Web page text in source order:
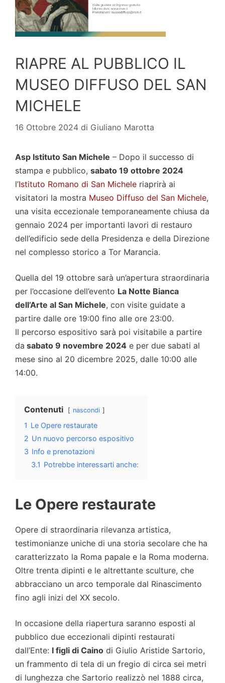
RIAPRE AL PUBBLICO IL
MUSEO DIFFUSO DEL SAN
MICHELE
16 Ottobre 2024 di Giuliano Marotta
Asp Istituto San Michele – Dopo il successo di
stampa e pubblico, sabato 19 ottobre 2024
l’Istituto Romano di San Michele riaprirà ai
visitatori la mostra Museo Diffuso del San Michele,
una visita eccezionale temporaneamente chiusa da
gennaio 2024 per importanti lavori di restauro
dell’edificio sede della Presidenza e della Direzione
nel complesso storico a Tor Marancia.
Quella del 19 ottobre sarà un’apertura straordinaria
per l’occasione dell’evento La Notte Bianca
dell’Arte al San Michele, con visite guidate a
partire dalle ore 19:00 fino alle ore 23:00.
Il percorso espositivo sarà poi visitabile a partire
da sabato 9 novembre 2024 e per due sabati al
mese sino al 20 dicembre 2025, dalle 10:00 alle
14:00.
Contenuti nascondi
1 Le Opere restaurate
2 Un nuovo percorso espositivo
3 Info e prenotazioni
3.1 Potrebbe interessarti anche:
Le Opere restaurate
Opere di straordinaria rilevanza artistica,
testimonianze uniche di una storia secolare che ha
caratterizzato la Roma papale e la Roma moderna.
Oltre trenta dipinti e le altrettante sculture, che
abbracciano un arco temporale dal Rinascimento
fino agli inizi del XX secolo.
In occasione della riapertura saranno esposti al
pubblico due eccezionali dipinti restaurati
dall’Ente: I figli di Caino di Giulio Aristide Sartorio,
un frammento di tela di un fregio di circa sei metri
di lunghezza che Sartorio realizzò nel 1888 circa,